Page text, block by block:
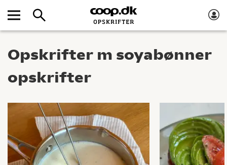
Opskrifter m soyabønner
opskrifter